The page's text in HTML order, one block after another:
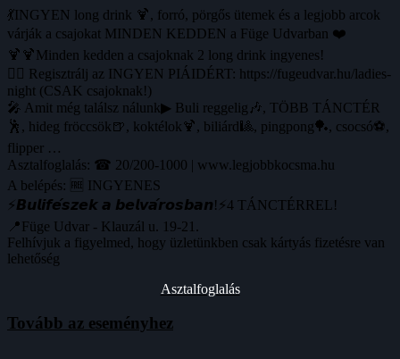
💃INGYEN long drink 🍹, forró, pörgős ütemek és a legjobb arcok
várják a csajokat MINDEN KEDDEN a Füge Udvarban ❤️
🍹🍹Minden kedden a csajoknak 2 long drink ingyenes!
🙋‍♀️ Regisztrálj az INGYEN PIÁIDÉRT: https://fugeudvar.hu/ladies-
night (CSAK csajoknak!)
🎤 Amit még találsz nálunk▶ Buli reggelig🎶, TÖBB TÁNCTÉR
🕺, hideg fröccsök🍺, koktélok🍹, biliárd🎱, pingpong🏓, csocsó⚽️,
flipper …
Asztalfoglalás: ☎ 20/200-1000 | www.legjobbkocsma.hu
A belépés: 🆓 INGYENES
⚡️𝘽𝙪𝙡𝙞𝙛𝙚́𝙨𝙯𝙚𝙠 𝙖 𝙗𝙚𝙡𝙫𝙖́𝙧𝙤𝙨𝙗𝙖𝙣!⚡️4 TÁNCTÉRREL!
📍Füge Udvar - Klauzál u. 19-21.
Felhívjuk a figyelmed, hogy üzletünkben csak kártyás fizetésre van
lehetőség
Asztalfoglalás
Tovább az eseményhez